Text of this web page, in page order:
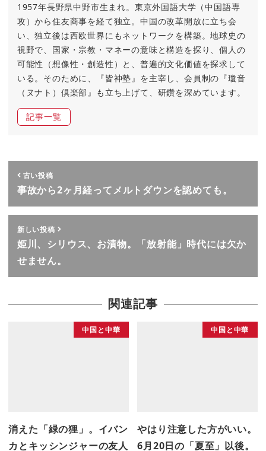
1957年長野県中野市生まれ。東京外国語大学（中国語専
攻）から住友商事を経て独立。中国の改革開放に立ち会
い、独立後は西欧世界にもネットワークを構築。地球史の
視野で、国家・宗教・マネーの意味と構造を探り、個人の
可能性（想像性・創造性）と、普遍的文化価値を探求して
いる。そのために、『皆神塾』を主宰し、会員制の『瓊音
（ヌナト）倶楽部』も立ち上げて、研鑽を深めています。
記事一覧
古い投稿
事故から2ヶ月経ってメルトダウンを認めても。
新しい投稿
姫川、シリウス、お漬物。「放射能」時代には欠か
せません。
関連記事
中国と中華
消えた「緑の狸」。イバン
カとキッシンジャーの友人
中国と中華
やはり注意した方がいい。
6月20日の「夏至」以後。